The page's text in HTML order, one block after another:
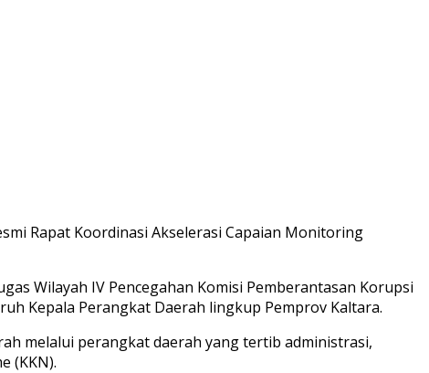
Rapat Koordinasi Akselerasi Capaian Monitoring
Wilayah IV Pencegahan Komisi Pemberantasan Korupsi
Kepala Perangkat Daerah lingkup Pemprov Kaltara.
melalui perangkat daerah yang tertib administrasi,
(KKN).